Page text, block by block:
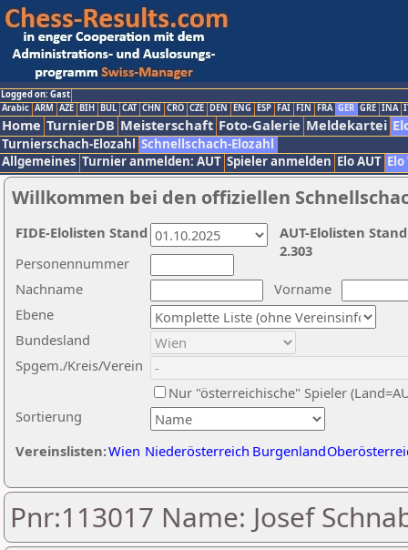
Logged on: Gast
Arabic ARM AZE BIH BUL CAT CHN CRO CZE DEN ENG ESP FAI FIN FRA GER GRE INA
Home TurnierDB Meisterschaft Foto-Galerie Meldekartei
Turnierschach-Elozahl Schnellschach-Elozahl
Allgemeines Turnier anmelden: AUT Spieler anmelden Elo AUT
Willkommen bei den offiziellen
Nachname
Vorname
Ebene
Sortierung
Personennummer
Bundesland
Spgem./Kreis/Verein
Nur "österreichische" Spieler
Vereinslisten:Wien Niederösterreich Burgenland
AUT-Elolisten
2.303
FIDE-Elolisten Stand
Pnr:113017 Name: Josef